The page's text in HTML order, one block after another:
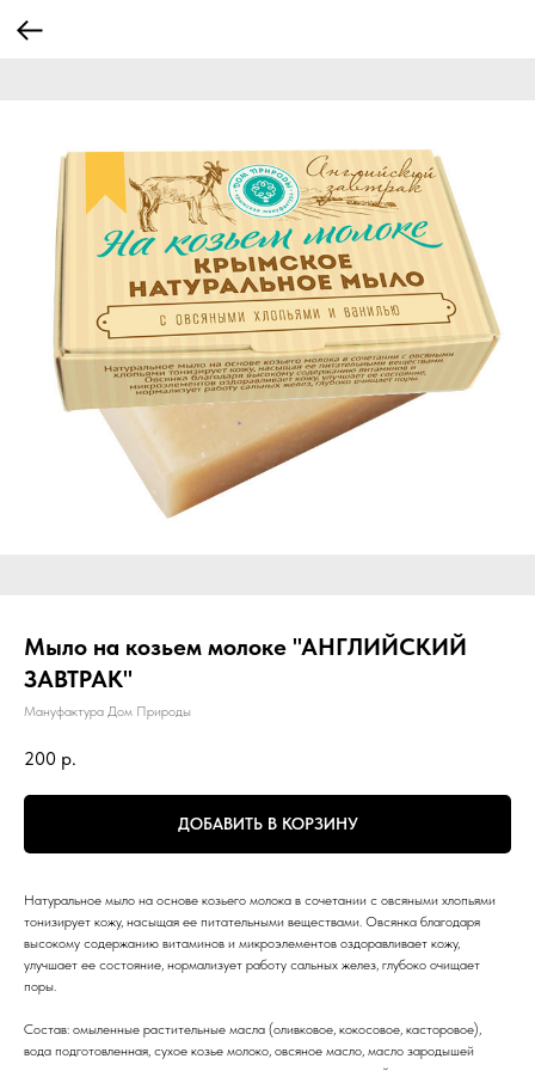
Мыло на козьем молоке "АНГЛИЙСКИЙ
ЗАВТРАК"
Мануфактура Дом Природы
200 р.
ДОБАВИТЬ В КОРЗИНУ
Натуральное мыло на основе козьего молока в сочетании с овсяными хлопьями
тонизирует кожу, насыщая ее питательными веществами. Овсянка благодаря
высокому содержанию витаминов и микроэлементов оздоравливает кожу,
улучшает ее состояние, нормализует работу сальных желез, глубоко очищает
поры.
Состав: омыленные растительные масла (оливковое, кокосовое, касторовое),
вода подготовленная, сухое козье молоко, овсяное масло, масло зародышей